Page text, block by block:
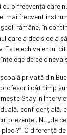
cu o frecvență care
mai frecvent
rămâne, în
care a decis deja
Este echivalentul
de ce cineva
privată din
cât timp
Stay In
confidențială,
prezenței. Nu „de
O diferență